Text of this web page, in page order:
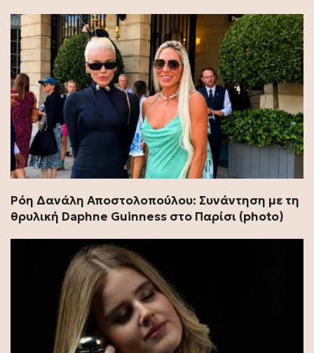
Ρόη Δανάλη Αποστολοπούλου: Συνάντηση με τη
θρυλική Daphne Guinness στο Παρίσι (photo)